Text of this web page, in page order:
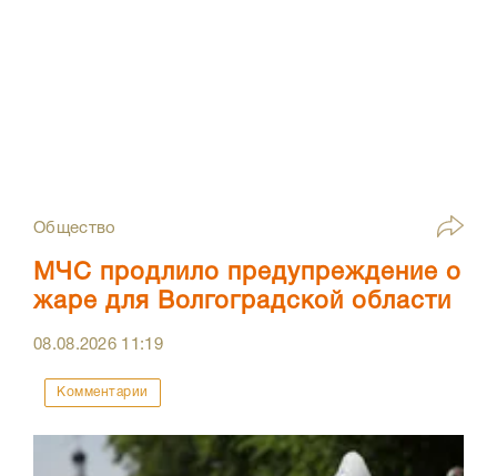
Общество
МЧС продлило предупреждение о
жаре для Волгоградской области
08.08.2026 11:19
Комментарии